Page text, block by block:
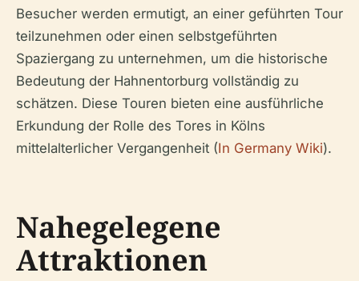
Besucher werden ermutigt, an einer geführten Tour
teilzunehmen oder einen selbstgeführten
Spaziergang zu unternehmen, um die historische
Bedeutung der Hahnentorburg vollständig zu
schätzen. Diese Touren bieten eine ausführliche
Erkundung der Rolle des Tores in Kölns
mittelalterlicher Vergangenheit (In Germany Wiki).
Nahegelegene
Attraktionen